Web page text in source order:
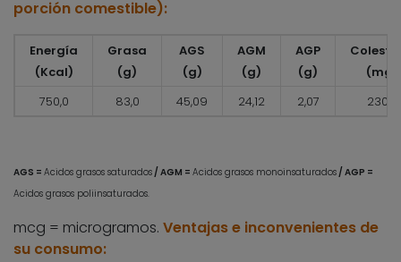
porción comestible):
Energía
(Kcal)
Grasa
(g)
AGS
(g)
AGM
(g)
AGP
(g)
(mg)
750,0
83,0 45,09 24,12 2,07 230,0
AGS = Acidos grasos saturados / AGM = Acidos grasos monoinsaturados / AGP =
Acidos grasos poliinsaturados.
mcg = microgramos. Ventajas e inconvenientes de
su consumo: